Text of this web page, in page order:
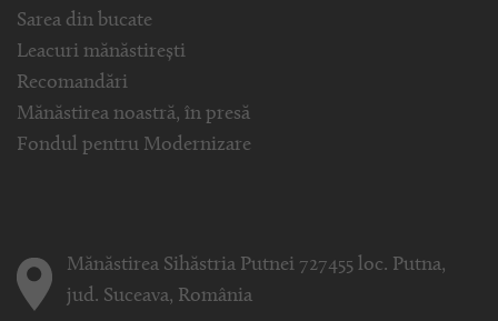
Sarea din bucate
Leacuri mănăstirești
Recomandări
Mănăstirea noastră, în presă
Fondul pentru Modernizare
Mănăstirea Sihăstria Putnei 727455 loc. Putna,
jud. Suceava, România